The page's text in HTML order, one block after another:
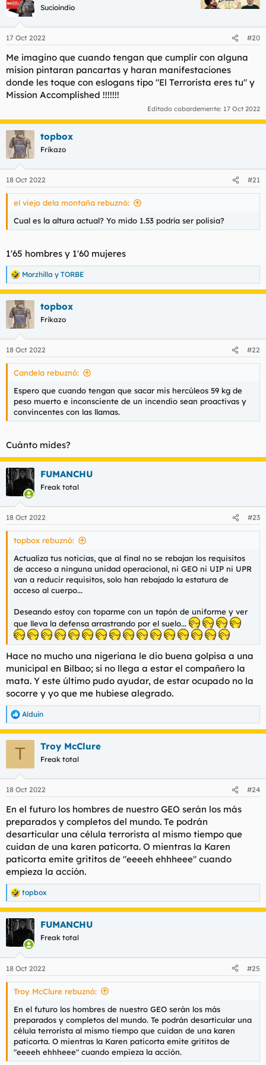
Sucioindio
17 Oct 2022 #20
Me imagino que cuando tengan que cumplir con alguna
mision pintaran pancartas y haran manifestaciones
donde les toque con eslogans tipo "El Terrorista eres tu" y
Mission Accomplished !!!!!!!
Editado cobardemente: 17 Oct 2022
topbox
Frikazo
18 Oct 2022 #21
el viejo dela montaña rebuznó:
Cual es la altura actual? Yo mido 1.53 podría ser polisia?
1'65 hombres y 1'60 mujeres
R
e
a
c
c
i
e
s
Morzhilla y TORBE
topbox
Frikazo
18 Oct 2022 #22
Candela rebuznó:
Espero que cuando tengan que sacar mis hercúleos 59 kg de
peso muerto e inconsciente de un incendio sean proactivas y
convincentes con las llamas.
Cuánto mides?
FUMANCHU
Freak total
18 Oct 2022 #23
topbox rebuznó:
Actualiza tus noticias, que al final no se rebajan los requisitos
de acceso a ninguna unidad operacional, ni GEO ni UIP ni UPR
van a reducir requisitos, solo han rebajado la estatura de
acceso al cuerpo...
Deseando estoy con toparme con un tapón de uniforme y ver
que lleva la defensa arrastrando por el suelo...
Hace no mucho una nigeriana le dio buena golpisa a una
municipal en Bilbao; si no llega a estar el compañero la
mata. Y este último pudo ayudar, de estar ocupado no la
socorre y yo que me hubiese alegrado.
R
e
a
e
:
Alduin
T Troy McClure
Freak total
18 Oct 2022 #24
En el futuro los hombres de nuestro GEO serán los más
preparados y completos del mundo. Te podrán
desarticular una célula terrorista al mismo tiempo que
cuidan de una karen paticorta. O mientras la Karen
paticorta emite grititos de "eeeeh ehhheee" cuando
empieza la acción.
R
e
c
c
e
s
topbox
FUMANCHU
Freak total
18 Oct 2022 #25
Troy McClure rebuznó:
En el futuro los hombres de nuestro GEO serán los más
preparados y completos del mundo. Te podrán desarticular una
célula terrorista al mismo tiempo que cuidan de una karen
paticorta. O mientras la Karen paticorta emite grititos de
"eeeeh ehhheee" cuando empieza la acción.